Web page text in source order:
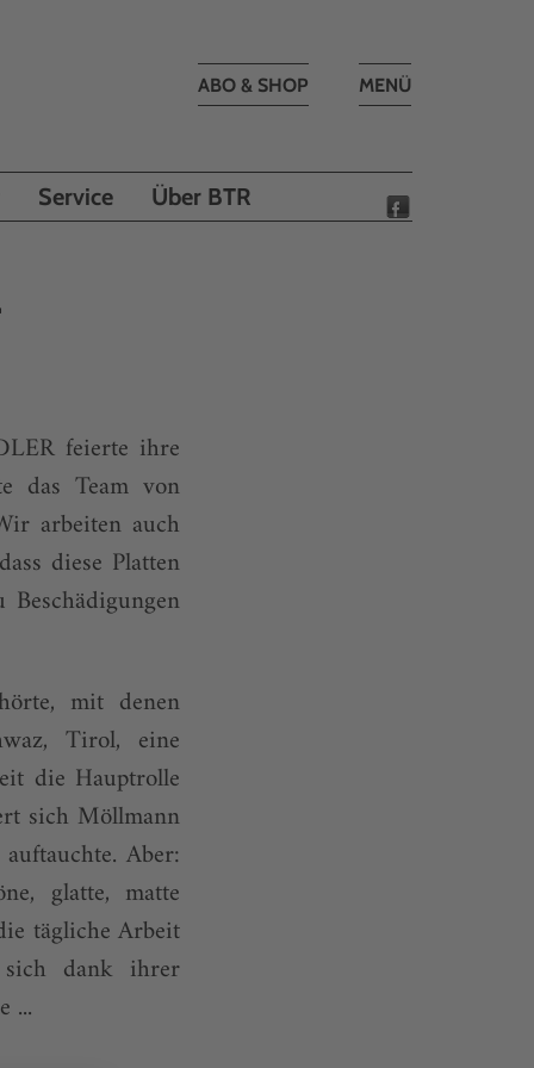
Toggle
MENÜ
ABO & SHOP
Service Über BTR
feierte ihre
das Team von
arbeiten auch
diese Platten
mit denen
Tirol, eine
die Hauptrolle
sich Möllmann
Aber:
glatte, matte
tägliche Arbeit
sich dank ihrer
...